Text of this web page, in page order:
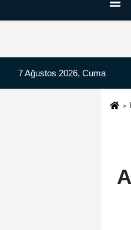
7 Ağustos 2026, Cuma